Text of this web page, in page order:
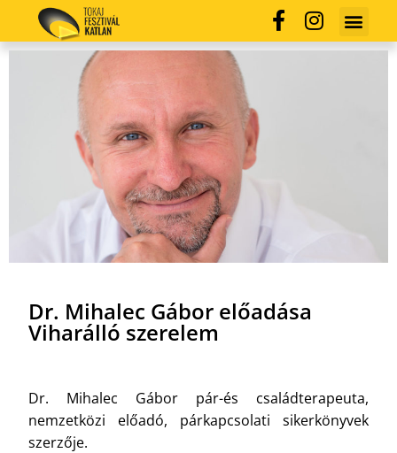
Dr. Mihalec Gábor előadása
Viharálló szerelem
Dr. Mihalec Gábor pár-és családterapeuta,
nemzetközi előadó, párkapcsolati sikerkönyvek
szerzője.